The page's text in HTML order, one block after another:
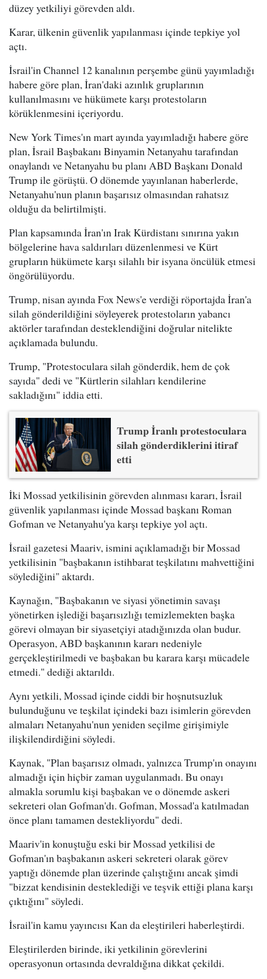
düzey yetkiliyi görevden aldı.
Karar, ülkenin güvenlik yapılanması içinde tepkiye yol
açtı.
İsrail'in Channel 12 kanalının perşembe günü yayımladığı
habere göre plan, İran'daki azınlık gruplarının
kullanılmasını ve hükümete karşı protestoların
körüklenmesini içeriyordu.
New York Times'ın mart ayında yayımladığı habere göre
plan, İsrail Başbakanı Binyamin Netanyahu tarafından
onaylandı ve Netanyahu bu planı ABD Başkanı Donald
Trump ile görüştü. O dönemde yayınlanan haberlerde,
Netanyahu'nun planın başarısız olmasından rahatsız
olduğu da belirtilmişti.
Plan kapsamında İran'ın Irak Kürdistanı sınırına yakın
bölgelerine hava saldırıları düzenlenmesi ve Kürt
grupların hükümete karşı silahlı bir isyana öncülük etmesi
öngörülüyordu.
Trump, nisan ayında Fox News'e verdiği röportajda İran'a
silah gönderildiğini söyleyerek protestoların yabancı
aktörler tarafından desteklendiğini doğrular nitelikte
açıklamada bulundu.
Trump, "Protestoculara silah gönderdik, hem de çok
sayıda" dedi ve "Kürtlerin silahları kendilerine
sakladığını" iddia etti.
Trump İranlı protestoculara
silah gönderdiklerini itiraf
etti
İki Mossad yetkilisinin görevden alınması kararı, İsrail
güvenlik yapılanması içinde Mossad başkanı Roman
Gofman ve Netanyahu'ya karşı tepkiye yol açtı.
İsrail gazetesi Maariv, ismini açıklamadığı bir Mossad
yetkilisinin "başbakanın istihbarat teşkilatını mahvettiğini
söylediğini" aktardı.
Kaynağın, "Başbakanın ve siyasi yönetimin savaşı
yönetirken işlediği başarısızlığı temizlemekten başka
görevi olmayan bir siyasetçiyi atadığınızda olan budur.
Operasyon, ABD başkanının kararı nedeniyle
gerçekleştirilmedi ve başbakan bu karara karşı mücadele
etmedi." dediği aktarıldı.
Aynı yetkili, Mossad içinde ciddi bir hoşnutsuzluk
bulunduğunu ve teşkilat içindeki bazı isimlerin görevden
almaları Netanyahu'nun yeniden seçilme girişimiyle
ilişkilendirdiğini söyledi.
Kaynak, "Plan başarısız olmadı, yalnızca Trump'ın onayını
almadığı için hiçbir zaman uygulanmadı. Bu onayı
almakla sorumlu kişi başbakan ve o dönemde askeri
sekreteri olan Gofman'dı. Gofman, Mossad'a katılmadan
önce planı tamamen destekliyordu" dedi.
Maariv'in konuştuğu eski bir Mossad yetkilisi de
Gofman'ın başbakanın askeri sekreteri olarak görev
yaptığı dönemde plan üzerinde çalıştığını ancak şimdi
"bizzat kendisinin desteklediği ve teşvik ettiği plana karşı
çıktığını" söyledi.
İsrail'in kamu yayıncısı Kan da eleştirileri haberleştirdi.
Eleştirilerden birinde, iki yetkilinin görevlerini
operasyonun ortasında devraldığına dikkat çekildi.